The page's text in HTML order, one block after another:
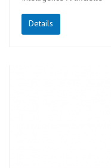
Details